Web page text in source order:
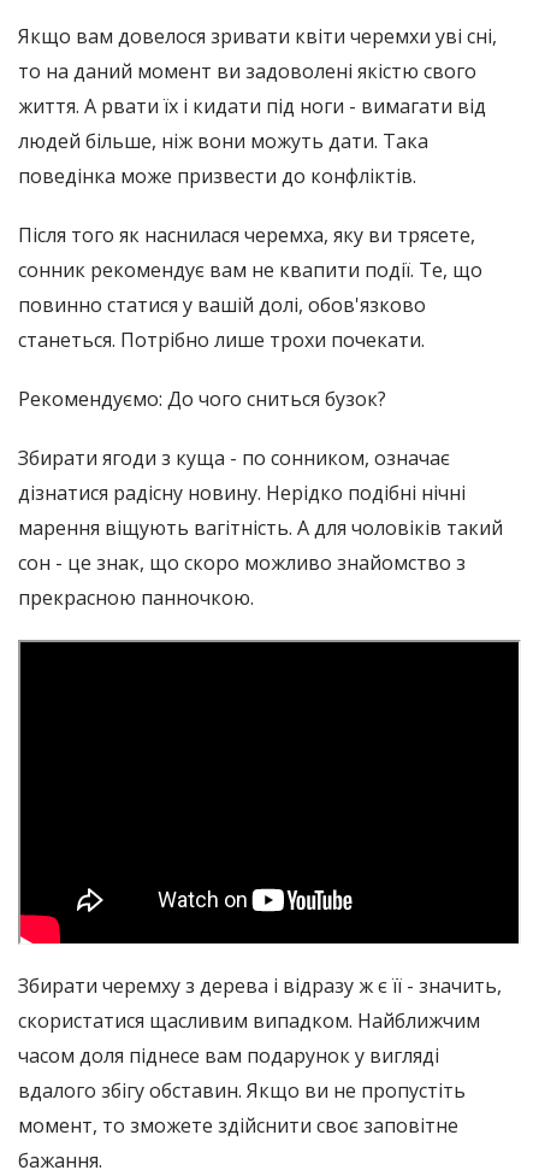
Якщо вам довелося зривати квіти черемхи уві сні,
то на даний момент ви задоволені якістю свого
життя. А рвати їх і кидати під ноги - вимагати від
людей більше, ніж вони можуть дати. Така
поведінка може призвести до конфліктів.
Після того як наснилася черемха, яку ви трясете,
сонник рекомендує вам не квапити події. Те, що
повинно статися у вашій долі, обов'язково
станеться. Потрібно лише трохи почекати.
Рекомендуємо: До чого сниться бузок?
Збирати ягоди з куща - по сонником, означає
дізнатися радісну новину. Нерідко подібні нічні
марення віщують вагітність. А для чоловіків такий
сон - це знак, що скоро можливо знайомство з
прекрасною панночкою.
Збирати черемху з дерева і відразу ж є її - значить,
скористатися щасливим випадком. Найближчим
часом доля піднесе вам подарунок у вигляді
вдалого збігу обставин. Якщо ви не пропустіть
момент, то зможете здійснити своє заповітне
бажання.